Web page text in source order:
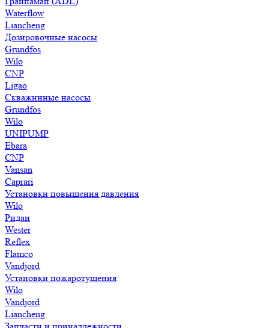
Waterflow
Liancheng
Дозировочные насосы
Grundfos
Wilo
CNP
Ligao
Скважинные насосы
Grundfos
Wilo
UNIPUMP
Ebara
CNP
Vansan
Caprari
Установки повышения давления
Wilo
Ридан
Wester
Reflex
Flamco
Vandjord
Установки пожаротушения
Wilo
Vandjord
Liancheng